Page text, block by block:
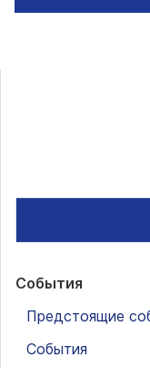
События
Предстоящие
События